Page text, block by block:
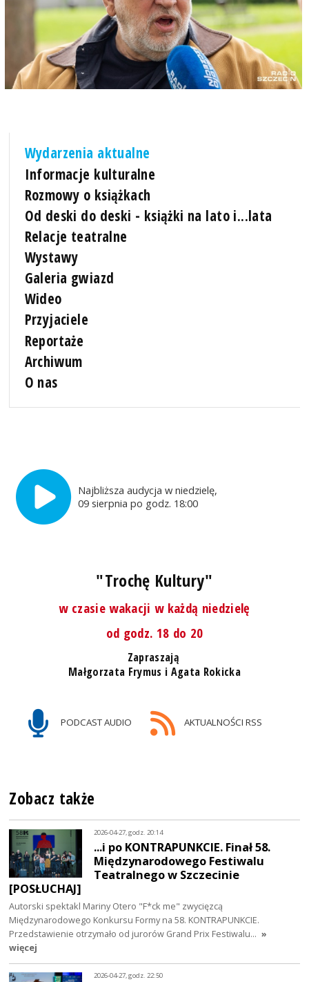
Wydarzenia aktualne
Informacje kulturalne
Rozmowy o książkach
Od deski do deski - książki na lato i...lata
Relacje teatralne
Wystawy
Galeria gwiazd
Wideo
Przyjaciele
Reportaże
Archiwum
O nas
Najbliższa audycja w niedzielę,
09 sierpnia po godz. 18:00
"Trochę Kultury"
w czasie wakacji w każdą niedzielę
od godz. 18 do 20
Zapraszają
Małgorzata Frymus i Agata Rokicka
PODCAST AUDIO AKTUALNOŚCI RSS
Zobacz także
2026-04-27, godz. 20:14
...i po KONTRAPUNKCIE. Finał 58.
Międzynarodowego Festiwalu
Teatralnego w Szczecinie
[POSŁUCHAJ]
Autorski spektakl Mariny Otero "F*ck me" zwycięzcą
Międzynarodowego Konkursu Formy na 58. KONTRAPUNKCIE.
Przedstawienie otrzymało od jurorów Grand Prix Festiwalu… »
więcej
2026-04-27, godz. 22:50